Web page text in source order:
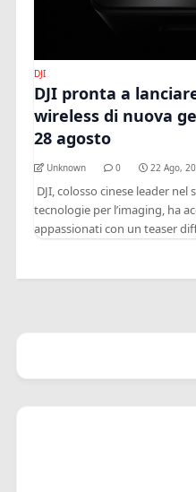
DJI
DJI pronta a
wireless di nuova
28 agosto
Unknown 0 22 Ago,
DJI, colosso cinese leader
tecnologie per l’imaging, ha
appassionati con un teaser